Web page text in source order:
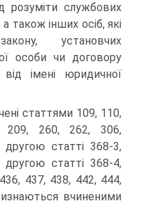
розуміти службових
також інших осіб, які
установчих
особи чи договору
імені юридичної
статтями 109, 110,
260, 262, 306,
статті 368-3,
статті 368-4,
437, 438, 442, 444,
вчиненими